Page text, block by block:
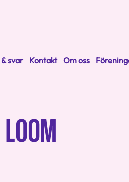
svar Kontakt Om oss